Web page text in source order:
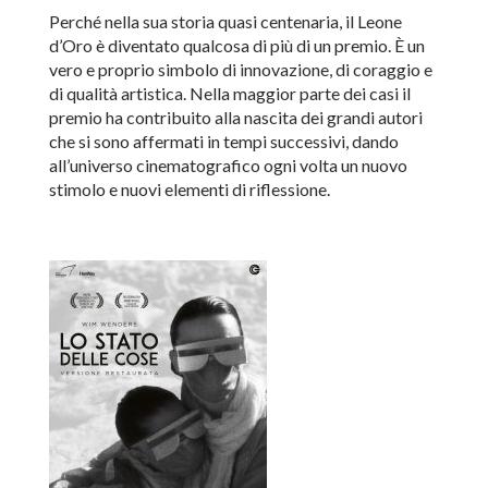
Perché nella sua storia quasi centenaria, il Leone
d’Oro è diventato qualcosa di più di un premio. È un
vero e proprio simbolo di innovazione, di coraggio e
di qualità artistica. Nella maggior parte dei casi il
premio ha contribuito alla nascita dei grandi autori
che si sono affermati in tempi successivi, dando
all’universo cinematografico ogni volta un nuovo
stimolo e nuovi elementi di riflessione.